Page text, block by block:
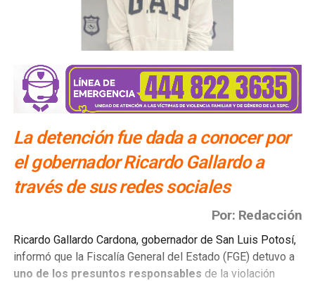
La detención fue dada a conocer por
el gobernador Ricardo Gallardo a
través de sus redes sociales
Por: Redacción
Ricardo Gallardo Cardona, gobernador de San Luis Potosí,
informó que la Fiscalía General del Estado (FGE) detuvo a
uno de los presuntos responsables de la violación